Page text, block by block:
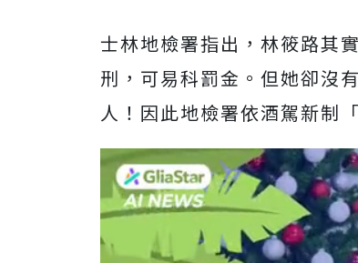
士林地檢署指出，林筱路其
刑，可易科罰金。但她卻沒
人！因此地檢署依酒駕新制「